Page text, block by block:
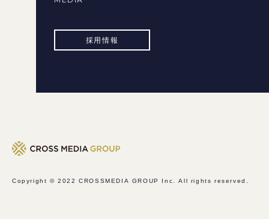
採用情報
Copyright © 2022CROSSMEDIA GROUP Inc. All rights reserved.